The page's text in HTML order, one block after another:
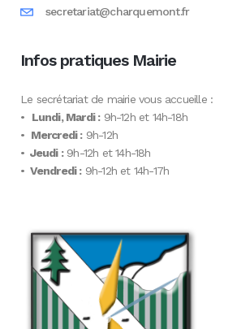
secretariat@charquemont.fr
Infos pratiques Mairie
Le secrétariat de mairie vous accueille :
• Lundi, Mardi :9h-12h et 14h-18h
• Mercredi :9h-12h
• Jeudi :9h-12h et 14h-18h
• Vendredi :9h-12h et 14h-17h